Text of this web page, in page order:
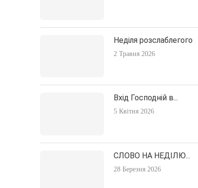
Неділя розслаблегого
2 Травня 2026
Вхід Господній в...
5 Квітня 2026
СЛОВО НА НЕДІЛЮ...
28 Березня 2026